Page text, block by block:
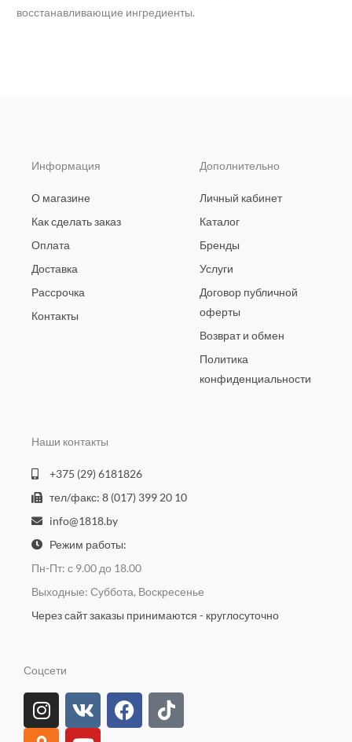
восстанавливающие ингредиенты.
Информация
О магазине
Как сделать заказ
Оплата
Доставка
Рассрочка
Контакты
Дополнительно
Личный кабинет
Каталог
Бренды
Услуги
Договор публичной
оферты
Возврат и обмен
Политика
конфиденциальности
Наши контакты
+375 (29) 6181826
тел/факс: 8 (017) 399 20 10
info@1818.by
Режим работы:
Пн-Пт: с 9.00 до 18.00
Выходные: Суббота, Воскресенье
Через сайт заказы принимаются - круглосуточно
Соцсети
I
n
V
k
F
a
T
i
O
d
Y
o